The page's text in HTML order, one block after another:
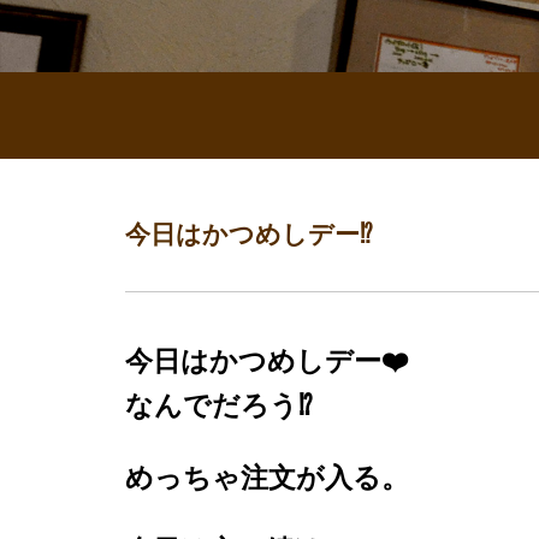
今日はかつめしデー⁉️
今日はかつめしデー❤️
なんでだろう⁉️
めっちゃ注文が入る。